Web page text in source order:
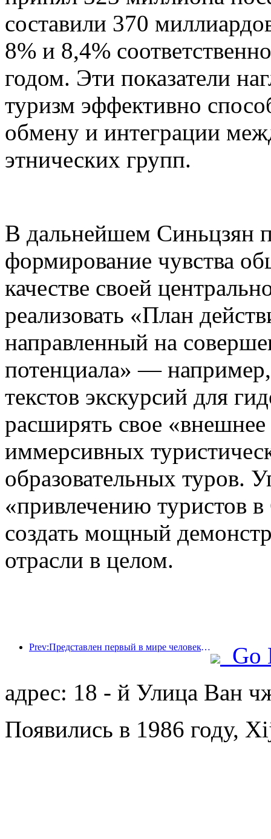
составили 370
8% и 8,4%
годом. Эти показатели
туризм эффективно
обмену и интеграции
этнических групп.
В дальнейшем Синьцзян
формирование чувства
качестве своей
реализовать «План
направленный на
потенциала» — например,
текстов экскурсий для
расширять свое «внешнее
иммерсивных
образовательных туров.
«привлечению туристов
создать мощный
отрасли в целом.
Prev:Представлен первый в мире человекоподобный робот, ориентированный на обслуживание в сфере общественного питания в различных сценариях.
Go
адрес: 18 - й Улица Ван
Появились в 1986 году,